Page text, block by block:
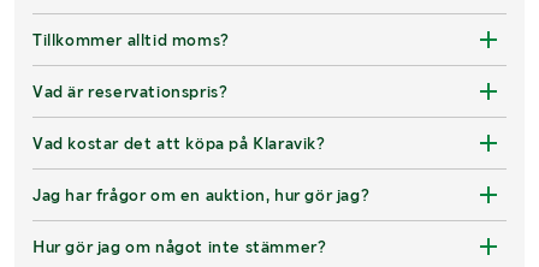
Tillkommer alltid moms?
Vad är reservationspris?
Vad kostar det att köpa på Klaravik?
Jag har frågor om en auktion, hur gör jag?
Hur gör jag om något inte stämmer?